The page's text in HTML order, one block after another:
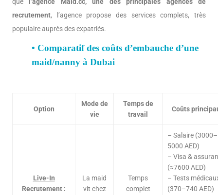
que
l’agence Maid.cc, une des principales agences de
recrutement, l’agence propose des services complets, très
populaire auprès des expatriés.
• Comparatif des coûts d’embauche d’une
maid/nanny à Dubai
Option
Mode de
vie
Temps de
travail
Coûts
Live-In
Recrutement :
La maid
vit chez
Temps
complet
– Salaire (3000–
5000 AED)
– Visa &
(≈7600 AED)
– Tests
(370–740 AED)